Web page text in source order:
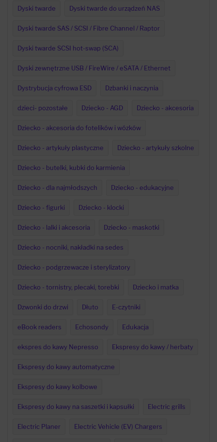
Dyski twarde Dyski twarde do urządzeń NAS
Dyski twarde SAS / SCSI / Fibre Channel / Raptor
Dyski twarde SCSI hot-swap (SCA)
Dyski zewnętrzne USB / FireWire / eSATA / Ethernet
Dystrybucja cyfrowa ESD Dzbanki i naczynia
dzieci- pozostałe Dziecko - AGD Dziecko - akcesoria
Dziecko - akcesoria do fotelików i wózków
Dziecko - artykuły plastyczne Dziecko - artykuły szkolne
Dziecko - butelki, kubki do karmienia
Dziecko - dla najmłodszych Dziecko - edukacyjne
Dziecko - figurki Dziecko - klocki
Dziecko - lalki i akcesoria Dziecko - maskotki
Dziecko - nocniki, nakładki na sedes
Dziecko - podgrzewacze i sterylizatory
Dziecko - tornistry, plecaki, torebki Dziecko i matka
Dzwonki do drzwi Dłuto E-czytniki
eBook readers Echosondy Edukacja
ekspres do kawy Nepresso Ekspresy do kawy / herbaty
Ekspresy do kawy automatyczne
Ekspresy do kawy kolbowe
Ekspresy do kawy na saszetki i kapsułki Electric grills
Electric Planer Electric Vehicle (EV) Chargers